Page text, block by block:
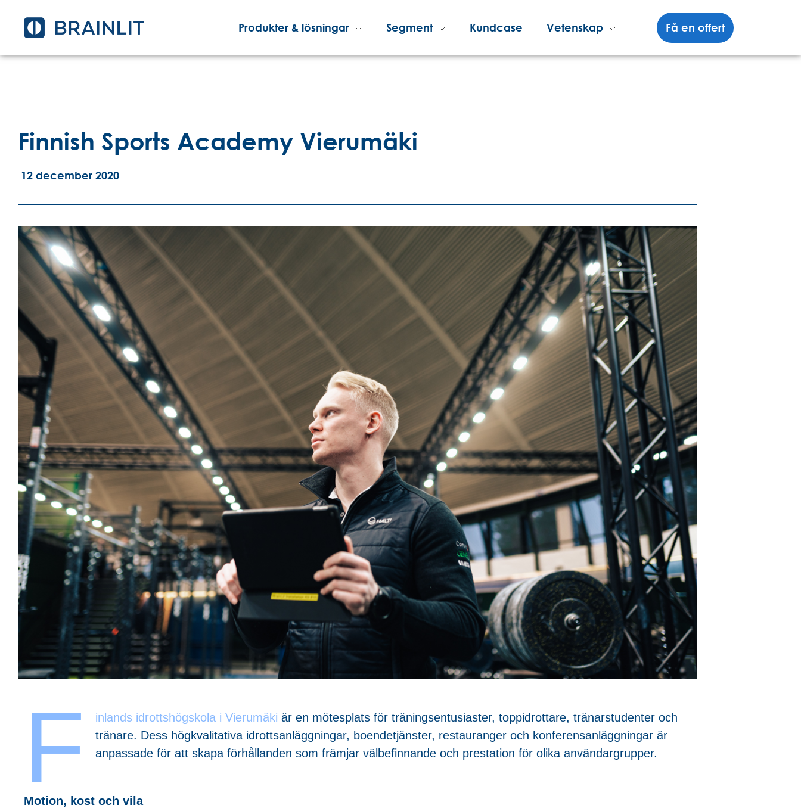
Produkter & lösningar Segment Kundcase Vetenskap Få en offert
Finnish Sports Academy Vierumäki
12 december 2020
F inlands idrottshögskola i Vierumäki är en mötesplats för träningsentusiaster, toppidrottare, tränarstudenter och
tränare. Dess högkvalitativa idrottsanläggningar, boendetjänster, restauranger och konferensanläggningar är
anpassade för att skapa förhållanden som främjar välbefinnande och prestation för olika användargrupper.
Motion, kost och vila